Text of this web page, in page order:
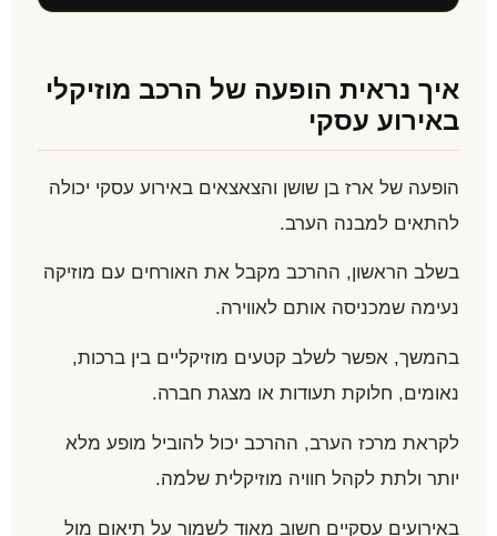
איך נראית הופעה של הרכב מוזיקלי
באירוע עסקי
הופעה של ארז בן שושן והצאצאים באירוע עסקי יכולה
להתאים למבנה הערב.
בשלב הראשון, ההרכב מקבל את האורחים עם מוזיקה
נעימה שמכניסה אותם לאווירה.
בהמשך, אפשר לשלב קטעים מוזיקליים בין ברכות,
נאומים, חלוקת תעודות או מצגת חברה.
לקראת מרכז הערב, ההרכב יכול להוביל מופע מלא
יותר ולתת לקהל חוויה מוזיקלית שלמה.
באירועים עסקיים חשוב מאוד לשמור על תיאום מול